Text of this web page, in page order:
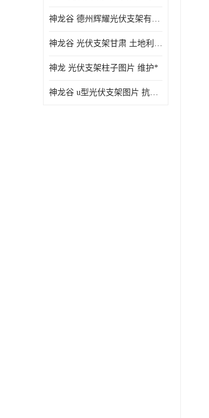
神龙谷 德州辉耀光伏支架有限公司 材质多样
神龙谷 光伏支架甘肃 土地利用率高
神龙 光伏支架柱子图片 维护*
神龙谷 u型光伏支架图片 抗紫外线